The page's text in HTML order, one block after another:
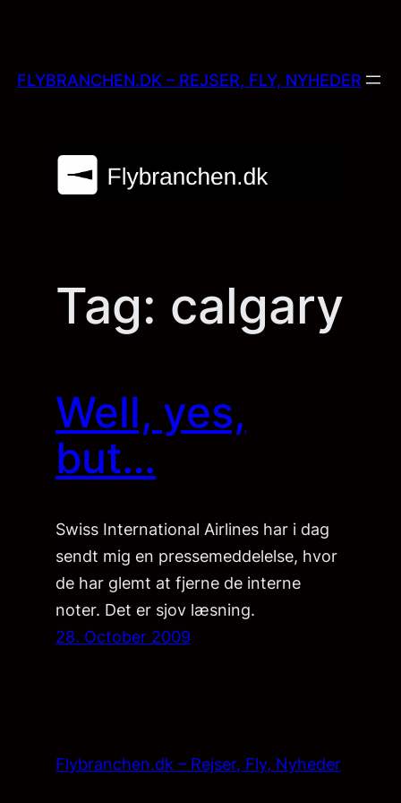
content
FLYBRANCHEN.DK – REJSER, FLY, NYHEDER
Tag: calgary
Well, yes,
but…
Swiss International Airlines har i dag
sendt mig en pressemeddelelse, hvor
de har glemt at fjerne de interne
noter. Det er sjov læsning.
28. October 2009
Flybranchen.dk – Rejser, Fly, Nyheder